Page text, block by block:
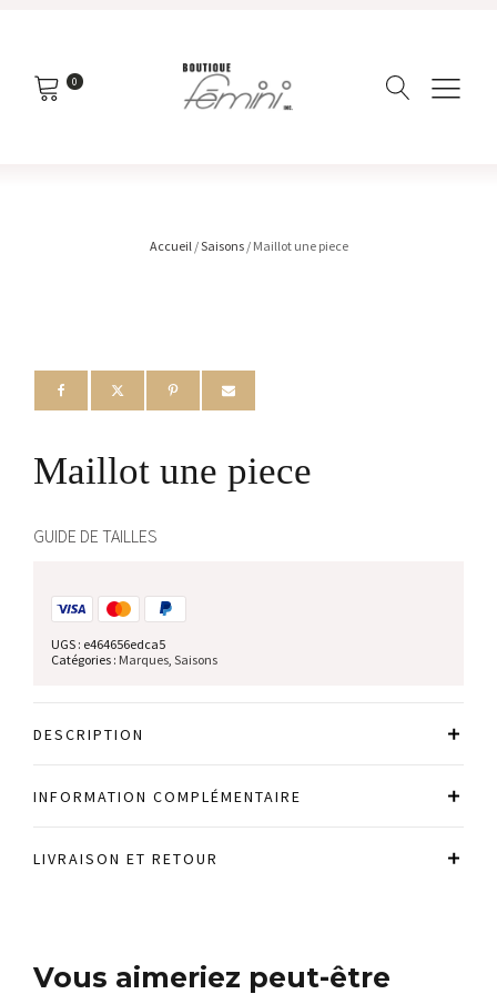
0
Accueil/Saisons/ Maillot une piece
Maillot une piece
GUIDE DE TAILLES
UGS : e464656edca5
Catégories : Marques, Saisons
DESCRIPTION
INFORMATION COMPLÉMENTAIRE
LIVRAISON ET RETOUR
Vous aimeriez peut-être